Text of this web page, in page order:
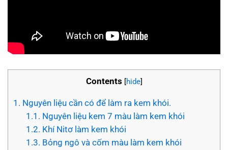
Contents [hide]
1. Nguyên liệu cần có để làm ra kem khói.
1.1. Nguyên liệu kem 7 màu làm kem khói
1.2. Khí Nitơ làm kem khói
1.3. Bỏng ngô và cốm màu làm kem khói